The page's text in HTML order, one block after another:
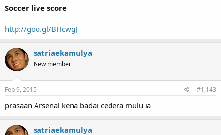
Soccer live score
http://goo.gl/BHcwgJ
satriaekamulya
New member
Feb 9, 2015 #1,143
prasaan Arsenal kena badai cedera mulu ia
satriaekamulya